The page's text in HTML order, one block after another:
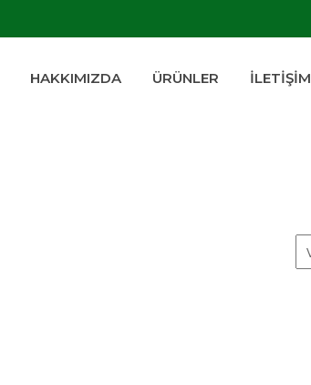
HAKKIMIZDA ÜRÜNLER İLETIŞIM